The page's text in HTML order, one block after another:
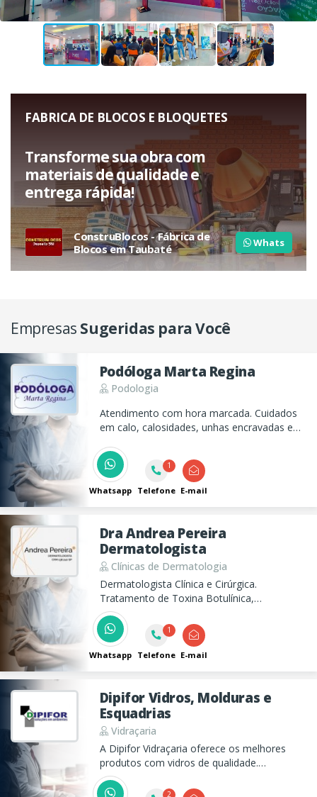
FABRICA DE BLOCOS E BLOQUETES
Transforme sua obra com
materiais de qualidade e
entrega rápida!
ConstruBlocos - Fábrica de
Blocos em Taubaté
Whats
Empresas Sugeridas para Você
Podóloga Marta Regina
Podologia
Atendimento com hora marcada. Cuidados
em calo, calosidades, unhas encravadas e
Whatsapp
1
Telefone E-mail
Dra Andrea Pereira
Dermatologista
Clínicas de Dermatologia
Dermatologista Clínica e Cirúrgica.
Tratamento de Toxina Botulínica,
Preenchimento, Peelings, e Pequenas
Cirurgias Dermatológicas.
Whatsapp
1
Telefone E-mail
Dipifor Vidros, Molduras e
Esquadrias
Vidraçaria
A Dipifor Vidraçaria oferece os melhores
produtos com vidros de qualidade.
Oferecendo uma completa linha de produtos
e serviços para tornar o seu escritório um
2